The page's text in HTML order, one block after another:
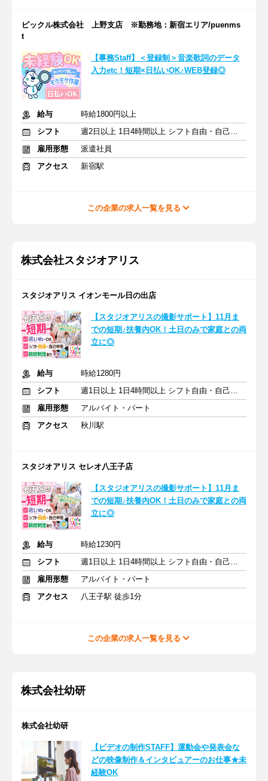
ピックル株式会社 上野支店 ※勤務地：新宿エリア/puenms
t
【事務Staff】＜登録制＞音楽歌詞のデータ
入力etc！短期×日払いOK♪WEB登録◎
給与
時給1800円以上
シフト
週2日以上 1日4時間以上 シフト自由・自己申告
雇用形態
派遣社員
アクセス
新宿駅
この企業の求人一覧を見る
株式会社スタジオアリス
スタジオアリス イオンモール日の出店
【スタジオアリスの撮影サポート】11月ま
での短期♪扶養内OK！土日のみで家庭との両
立に◎
給与
時給1280円
シフト
週1日以上 1日4時間以上 シフト自由・自己申告
雇用形態
アルバイト・パート
アクセス
秋川駅
スタジオアリス セレオ八王子店
【スタジオアリスの撮影サポート】11月ま
での短期♪扶養内OK！土日のみで家庭との両
立に◎
給与
時給1230円
シフト
週1日以上 1日4時間以上 シフト自由・自己申告
雇用形態
アルバイト・パート
アクセス
八王子駅 徒歩1分
この企業の求人一覧を見る
株式会社幼研
株式会社幼研
【ビデオの制作STAFF】運動会や発表会な
どの映像制作＆インタビュアーのお仕事★未
経験OK